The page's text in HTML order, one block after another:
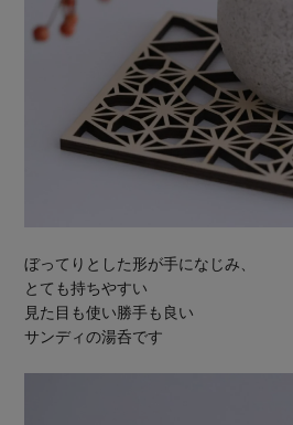
ぼってりとした形が手になじみ、
とても持ちやすい
見た目も使い勝手も良い
サンディの湯呑です